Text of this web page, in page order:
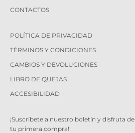
CONTACTOS
POLÍTICA DE PRIVACIDAD
TÉRMINOS Y CONDICIONES
CAMBIOS Y DEVOLUCIONES
LIBRO DE QUEJAS
ACCESIBILIDAD
¡Suscríbete a nuestro boletín y disfruta de
tu primera compra!